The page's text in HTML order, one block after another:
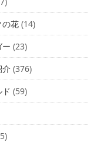
の花 (14)
(23)
(376)
(59)